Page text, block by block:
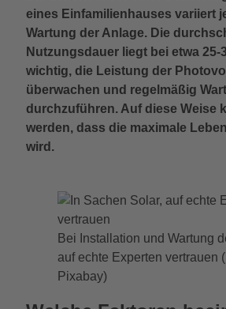
eines Einfamilienhauses variiert
Wartung der Anlage. Die
Nutzungsdauer liegt bei etwa 25-
wichtig, die Leistung der
überwachen und regelmäßig
durchzuführen. Auf diese Weise
werden, dass die maximale
wird.
Bei Installation und Wartung
auf echte Experten vertrauen
Pixabay)